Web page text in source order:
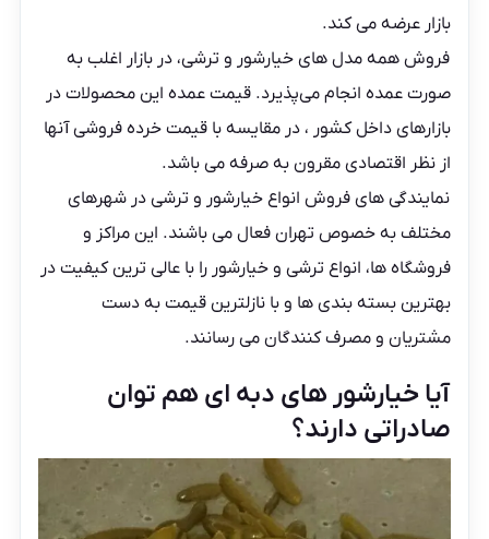
بازار عرضه می کند.
فروش همه مدل های خیارشور و ترشی، در بازار اغلب به
صورت عمده انجام می‌پذیرد. قیمت عمده این محصولات در
بازارهای داخل کشور ، در مقایسه با قیمت خرده فروشی آنها
از نظر اقتصادی مقرون به صرفه می باشد.
نمایندگی های فروش انواع خیارشور و ترشی در شهرهای
مختلف به خصوص تهران فعال می باشند. این مراکز و
فروشگاه ها، انواع ترشی و خیارشور را با عالی ترین کیفیت در
بهترین بسته بندی ها و با نازلترین قیمت به دست
مشتریان و مصرف کنندگان می رسانند.
آیا خیارشور های دبه ای هم توان
صادراتی دارند؟